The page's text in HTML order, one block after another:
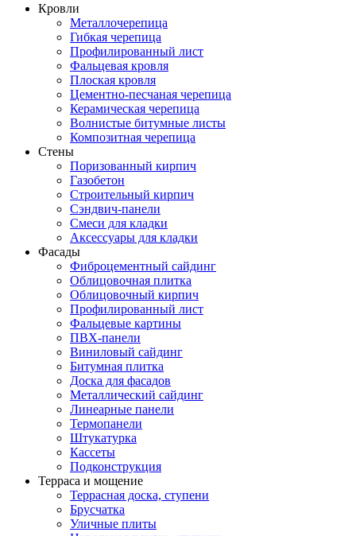
Кровли
Металлочерепица
Гибкая черепица
Профилированный лист
Фальцевая кровля
Плоская кровля
Цементно-песчаная черепица
Керамическая черепица
Волнистые битумные листы
Композитная черепица
Стены
Поризованный кирпич
Газобетон
Строительный кирпич
Сэндвич-панели
Смеси для кладки
Аксессуары для кладки
Фасады
Фиброцементный сайдинг
Облицовочная плитка
Облицовочный кирпич
Профилированный лист
Фальцевые картины
ПВХ-панели
Виниловый сайдинг
Битумная плитка
Доска для фасадов
Металлический сайдинг
Линеарные панели
Термопанели
Штукатурка
Кассеты
Подконструкция
Терраса и мощение
Террасная доска, ступени
Брусчатка
Уличные плиты